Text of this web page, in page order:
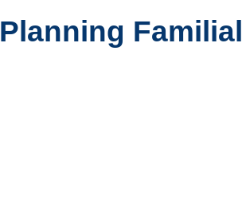
Planning